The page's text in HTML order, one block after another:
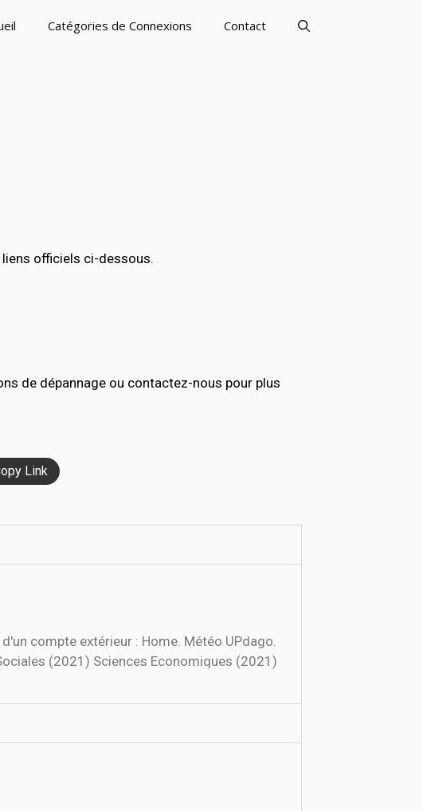
Catégories de Connexions Contact
officiels ci-dessous.
de dépannage ou contactez-nous pour plus
Link
compte extérieur : Home. Météo UPdago.
(2021) Sciences Economiques (2021)